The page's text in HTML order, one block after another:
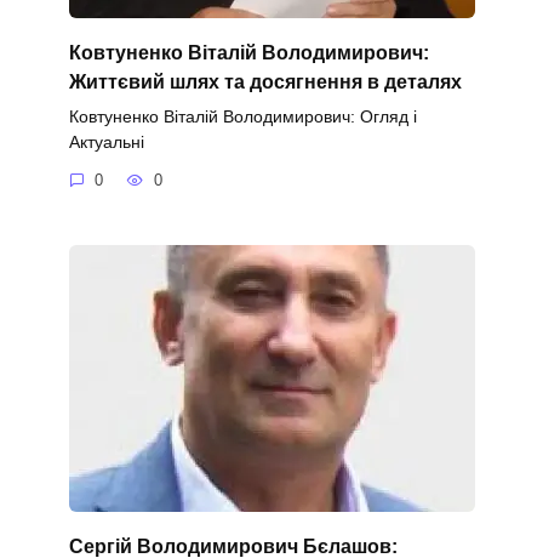
Ковтуненко Віталій Володимирович:
Життєвий шлях та досягнення в деталях
Ковтуненко Віталій Володимирович: Огляд і
Актуальні
0 0
Сергій Володимирович Бєлашов: